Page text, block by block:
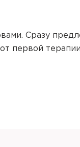
Сразу
первой